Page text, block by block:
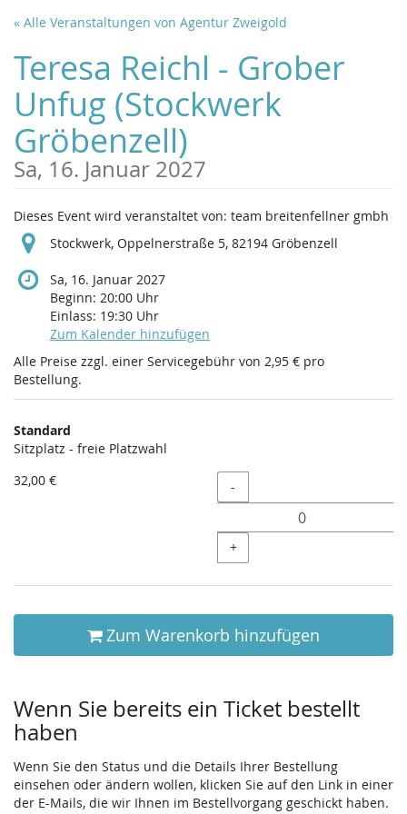
Zum
Inhalt
springen
« Alle Veranstaltungen von Agentur Zweigold
Teresa Reichl - Grober
Unfug (Stockwerk
Gröbenzell)
Sa, 16. Januar 2027
Dieses Event wird veranstaltet von: team breitenfellner gmbh
Stockwerk, Oppelnerstraße 5, 82194 Gröbenzell
Sa, 16. Januar 2027
Beginn: 20:00 Uhr
Einlass: 19:30 Uhr
Zum Kalender hinzufügen
Alle Preise zzgl. einer Servicegebühr von 2,95 € pro
Bestellung.
Produkte
Unkategorisierte
Produkte
Standard
Sitzplatz - freie Platzwahl
32,00 €
Menge
-
+
Zum Warenkorb hinzufügen
Wenn Sie bereits ein Ticket bestellt
haben
Wenn Sie den Status und die Details Ihrer Bestellung
einsehen oder ändern wollen, klicken Sie auf den Link in einer
der E-Mails, die wir Ihnen im Bestellvorgang geschickt haben.